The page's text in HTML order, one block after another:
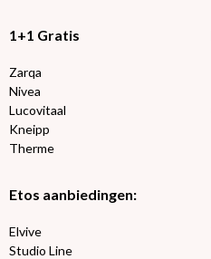
1+1 Gratis
Zarqa
Nivea
Lucovitaal
Kneipp
Therme
Etos aanbiedingen:
Elvive
Studio Line